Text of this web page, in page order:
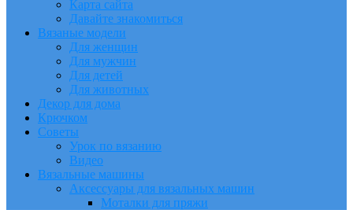
Карта сайта
Давайте знакомиться
Вязаные модели
Для женщин
Для мужчин
Для детей
Для животных
Декор для дома
Крючком
Советы
Урок по вязанию
Видео
Вязальные машины
Аксессуары для вязальных машин
Моталки для пряжи